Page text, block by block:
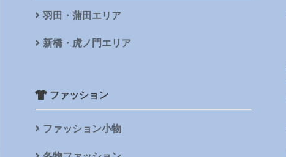
羽田・蒲田エリア
新橋・虎ノ門エリア
ファッション
ファッション小物